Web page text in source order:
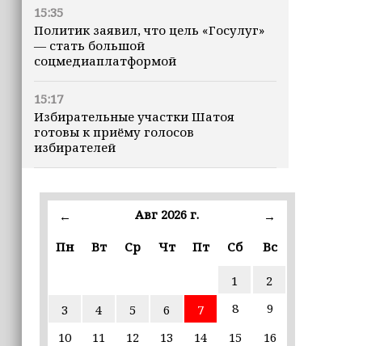
15:35
Политик заявил, что цель «Госулуг»
— стать большой
соцмедиаплатформой
15:17
Избирательные участки Шатоя
готовы к приёму голосов
избирателей
Турция, Саудовская Аравия и
Пакистан подписали «Мекканское
Кадыров: сдача в плен становится
для многих военнослужащих ВСУ
единственной альтернативой гибели
(+видео)
← Авг 2026 г.
→
Пн
Вт Ср Чт Пт Сб Вс
1
2
3
4 5 6 7 8
9
10
11 12 13 14 15
16